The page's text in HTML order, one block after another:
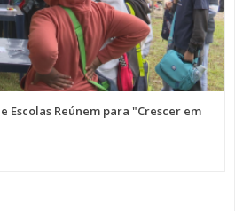
Escolas Reúnem para "Crescer em